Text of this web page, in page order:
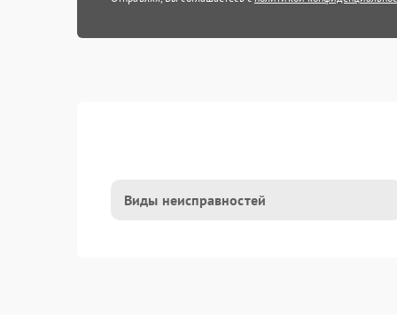
Виды неисправностей